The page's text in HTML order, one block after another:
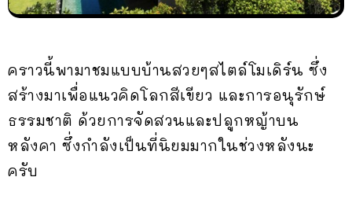
คราวนี้พามาชมแบบบ้านสวยๆสไตล์โมเดิร์น ซึ่ง
สร้างมาเพื่อแนวคิดโลกสีเขียว และการอนุรักษ์
ธรรมชาติ ด้วยการจัดสวนและปลูกหญ้าบน
หลังคา ซึ่งกำลังเป็นที่นิยมมากในช่วงหลังนะ
ครับ